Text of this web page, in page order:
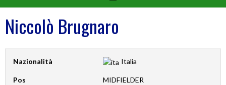
Niccolò Brugnaro
Nazionalità Italia
Pos MIDFIELDER